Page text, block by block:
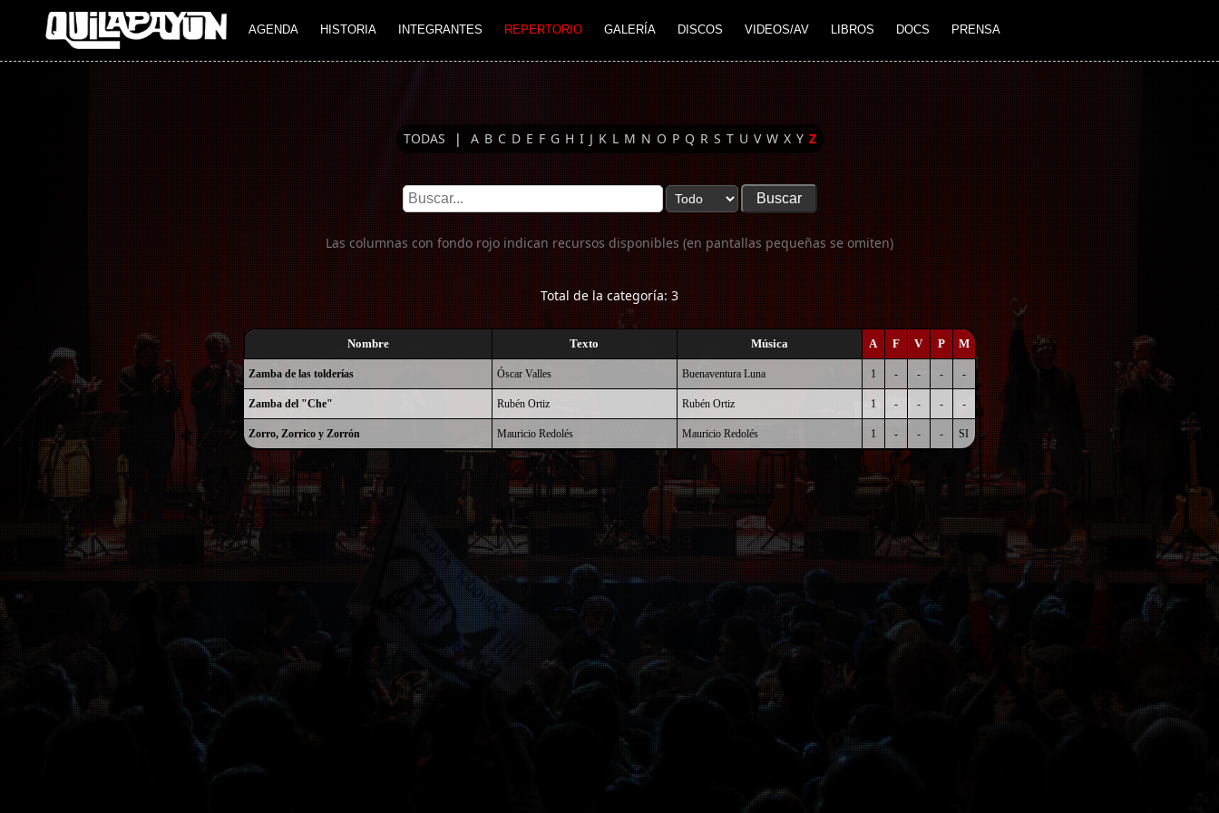
AGENDA HISTORIA INTEGRANTES REPERTORIO GALERÍA DISCOS VIDEOS/AV LIBROS DOCS PRENSA
Imagen 01
TODAS | A B C D E F G H I J K L M N O P Q R S T U V W X Y Z
Las columnas con fondo rojo indican recursos disponibles (en pantallas pequeñas se omiten)
Total de la categoría: 3
Nombre Texto Música A F V P M
Zamba de las tolderías Óscar Valles Buenaventura Luna 1 - - - -
Zamba del "Che" Rubén Ortiz Rubén Ortiz 1 - - - -
Zorro, Zorrico y Zorrón Mauricio Redolés Mauricio Redolés 1 - - - SI